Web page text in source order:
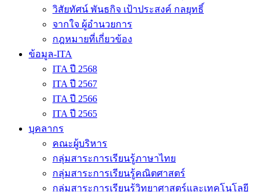
วิสัยทัศน์ พันธกิจ เป้าประสงค์ กลยุทธิ์
จากใจ ผู้อำนวยการ
กฎหมายที่เกี่ยวข้อง
ข้อมูล-ITA
ITA ปี 2568
ITA ปี 2567
ITA ปี 2566
ITA ปี 2565
บุคลากร
คณะผู้บริหาร
กลุ่มสาระการเรียนรู้ภาษาไทย
กลุ่มสาระการเรียนรู้คณิตศาสตร์
กลุ่มสาระการเรียนรู้วิทยาศาสตร์และเทคโนโลยี